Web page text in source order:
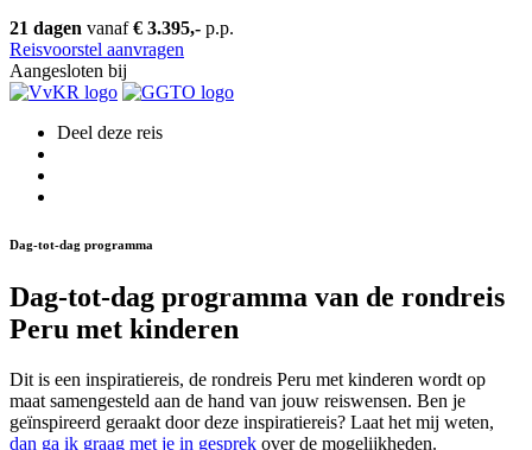
21 dagen vanaf€ 3.395,- p.p.
Reisvoorstel aanvragen
Aangesloten bij
Deel deze reis
Dag-tot-dag programma
Dag-tot-dag programma van de rondreis
Peru met kinderen
Dit is een inspiratiereis, de rondreis Peru met kinderen wordt op
maat samengesteld aan de hand van jouw reiswensen. Ben je
geïnspireerd geraakt door deze inspiratiereis? Laat het mij weten,
dan ga ik graag met je in gesprek over de mogelijkheden.